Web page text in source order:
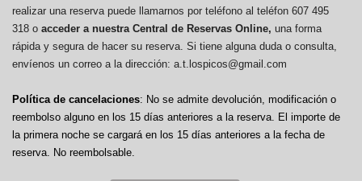
realizar una reserva puede llamarnos por teléfono al teléfon 607 495
318 o acceder a nuestra Central de Reservas Online, una forma
rápida y segura de hacer su reserva. Si tiene alguna duda o consulta,
envíenos un correo a la dirección: a.t.lospicos@gmail.com
Política de cancelaciones: No se admite devolución, modificación o
reembolso alguno en los 15 días anteriores a la reserva. El importe de
la primera noche se cargará en los 15 días anteriores a la fecha de
reserva. No reembolsable.